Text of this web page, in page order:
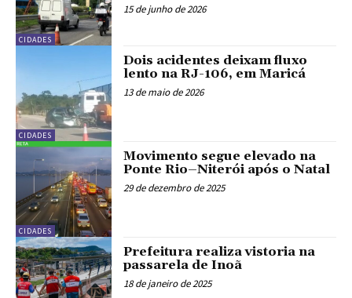
CIDADES
15 de junho de 2026
CIDADES
Dois acidentes deixam fluxo
lento na RJ-106, em Maricá
13 de maio de 2026
CIDADES
Movimento segue elevado na
Ponte Rio–Niterói após o Natal
29 de dezembro de 2025
Prefeitura realiza vistoria na
passarela de Inoã
18 de janeiro de 2025